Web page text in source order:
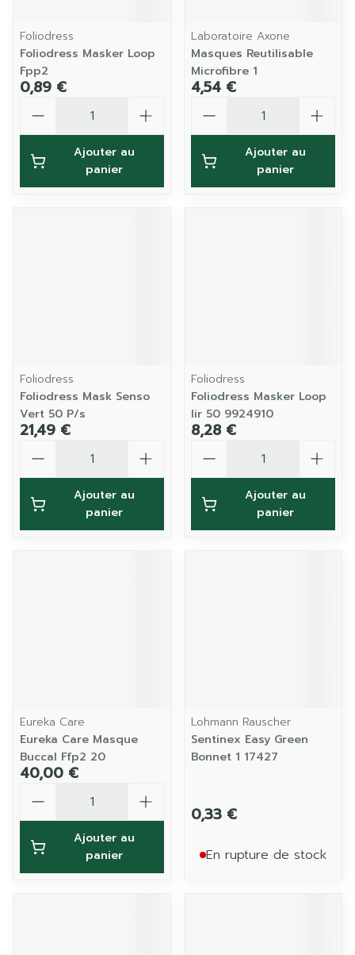
Foliodress
Foliodress Masker Loop
Fpp2
0,89 €
Ajouter au
panier
Laboratoire Axone
Masques Reutilisable
Microfibre 1
4,54 €
Ajouter au
panier
Foliodress
Foliodress Mask Senso
Vert 50 P/s
21,49 €
Ajouter au
panier
Foliodress
Foliodress Masker Loop
Iir 50 9924910
8,28 €
Ajouter au
panier
Eureka Care
Eureka Care Masque
Buccal Ffp2 20
40,00 €
Ajouter au
panier
Lohmann Rauscher
Sentinex Easy Green
Bonnet 1 17427
0,33 €
En rupture de stock